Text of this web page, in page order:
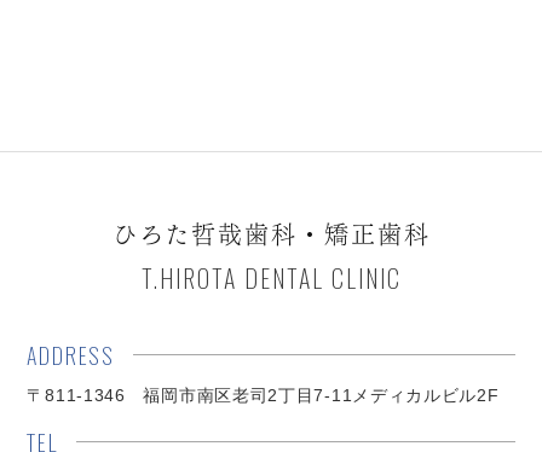
ひろた哲哉歯科・矯正歯科
T.HIROTA DENTAL CLINIC
ADDRESS
〒811-1346 福岡市南区老司2丁目7-11メディカルビル2F
TEL